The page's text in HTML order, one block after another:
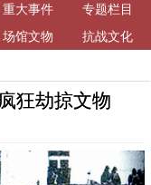
馆
重大事件
专题栏目
场馆文物 抗战文化
狂劫掠文物